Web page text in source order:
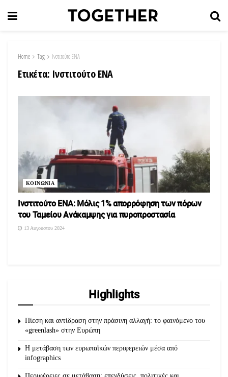
Home Tag Ινστιτούτο ΕΝΑ
Ετικέτα: Ινστιτούτο ΕΝΑ
ΚΟΙΝΩΝΙΑ
Ινστιτούτο ΕΝΑ: Μόλις 1% απορρόφηση των πόρων
του Ταμείου Ανάκαμψης για πυροπροστασία
13 Αυγούστου 2024
Highlights
Πίεση και αντίδραση στην πράσινη αλλαγή: το φαινόμενο του
«greenlash» στην Ευρώπη
Η μετάβαση των ευρωπαϊκών περιφερειών μέσα από
infographics